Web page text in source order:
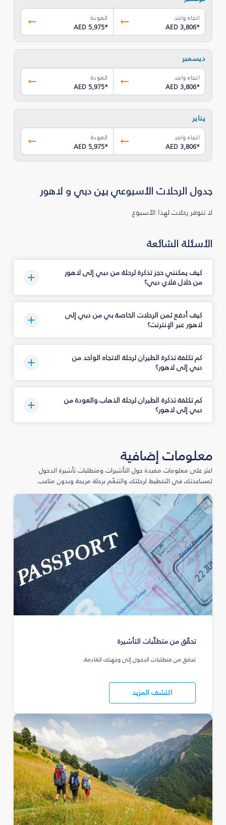
اتجاه واحد
AED 3,806*
العودة
AED 5,975*
ديسمبر
اتجاه واحد
AED 3,806*
العودة
AED 5,975*
يناير
اتجاه واحد
AED 3,806*
العودة
AED 5,975*
جدول الرحلات الأسبوعي بين دبي و لاهور
لا تتوفر رحلات لهذا الأسبوع
الأسئلة الشائعة
كيف يمكنني حجز تذكرة لرحلة من دبي إلى لاهور
من خلال فلاي دبي؟
كيف أدفع ثمن الرحلات الخاصة بي من دبي إلى
لاهور عبر الإنترنت؟
كم تكلفة تذكرة الطيران لرحلة الاتجاه الواحد من
دبي إلى لاهور؟
كم تكلفة تذكرة الطيران لرحلة الذهاب والعودة من
دبي إلى لاهور؟
معلومات إضافية
اعثر على معلومات مفيدة حول التأشيرات ومتطلبات تأشيرة الدخول
لمساعدتك في التخطيط لرحلتك والتنعّم برحلة مريحة وبدون متاعب.
تحقّق من متطلّبات التأشيرة
تحقق من متطلبات الدخول إلى وجهتك القادمة.
اكتشف المزيد